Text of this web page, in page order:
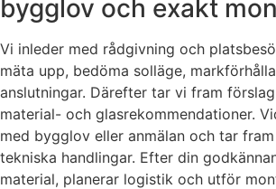
bygglov och exakt
Vi inleder med rådgivning och
mäta upp, bedöma solläge,
anslutningar. Därefter tar vi fram
material- och glasrekommendationer.
med bygglov eller anmälan och tar
tekniska handlingar. Efter din
material, planerar logistik och utför